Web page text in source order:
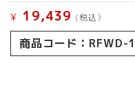
¥ 19,439 (税込）
商品コード：RFWD-